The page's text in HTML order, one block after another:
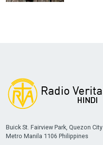
Buick St. Fairview Park, Quezon City
Metro Manila 1106 Philippines